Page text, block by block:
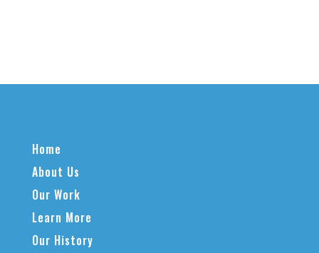
Home
About Us
Our Work
Learn More
Our History